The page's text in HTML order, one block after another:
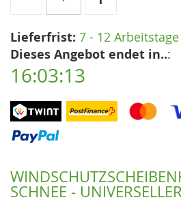
Lieferfrist: 7 - 12
Dieses Angebot endet in..:
16:03:12
SCHNEE -